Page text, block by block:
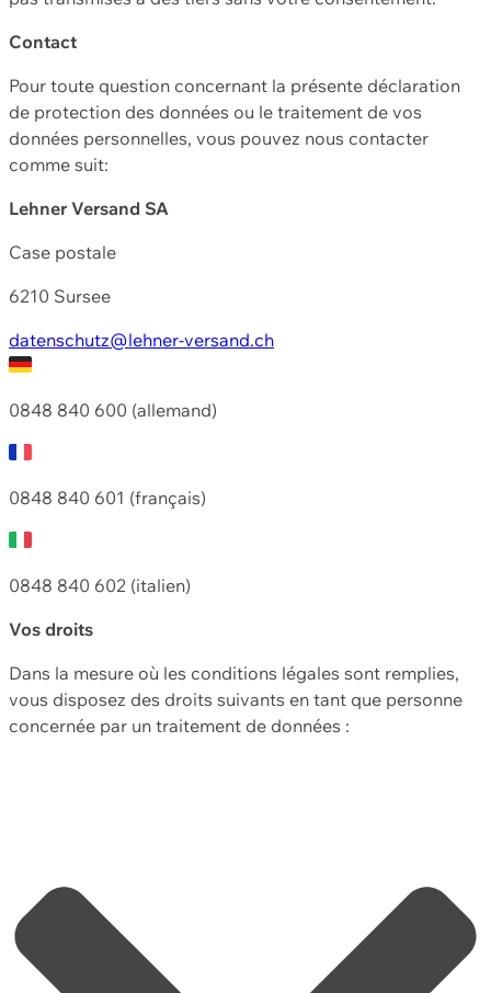
Contact
Pour toute question concernant la présente déclaration
de protection des données ou le traitement de vos
données personnelles, vous pouvez nous contacter
comme suit:
Lehner Versand SA
Case postale
6210 Sursee
datenschutz@lehner-versand.ch
0848 840 600 (allemand)
0848 840 601 (français)
0848 840 602 (italien)
Vos droits
Dans la mesure où les conditions légales sont remplies,
vous disposez des droits suivants en tant que personne
concernée par un traitement de données :